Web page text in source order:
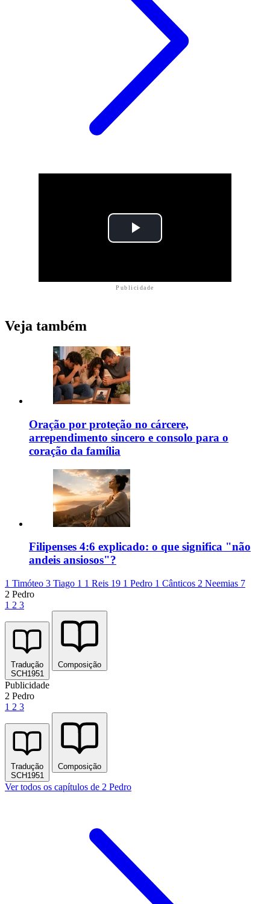
Publicidade
Veja também
Oração por proteção no cárcere,
arrependimento sincero e consolo para o
coração da família
Filipenses 4:6 explicado: o que significa "não
andeis ansiosos"?
1 Timóteo 3 Tiago 1 1 Reis 19 1 Pedro 1 Cânticos 2 Neemias 7
2 Pedro
1 2 3
Tradução
SCH1951
Composição
Publicidade
2 Pedro
1 2 3
Tradução
SCH1951
Composição
Ver todos os capítulos de 2 Pedro